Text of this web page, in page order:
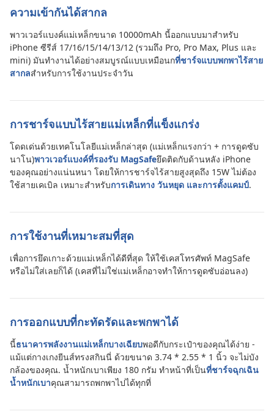
ความเข้ากันได้สากล
พาวเวอร์แบงค์แม่เหล็กขนาด 10000mAh นี้ออกแบบมาสำหรับ
iPhone ซีรีส์ 17/16/15/14/13/12 (รวมถึง Pro, Pro Max, Plus และ
mini) มันทำงานได้อย่างสมบูรณ์แบบเหมือนกที่ชาร์จแบบพกพาไร้สาย
สากลสำหรับการใช้งานประจำวัน
การชาร์จแบบไร้สายแม่เหล็กที่แข็งแกร่ง
โดดเด่นด้วยเทคโนโลยีแม่เหล็กล่าสุด (แม่เหล็กแรงกว่า + การดูดซับ
นาโน)พาวเวอร์แบงค์ที่รองรับ MagSafeยึดติดกับด้านหลัง iPhone
ของคุณอย่างแน่นหนา โดยให้การชาร์จไร้สายสูงสุดถึง 15W ไม่ต้อง
ใช้สายเคเบิล เหมาะสำหรับการเดินทาง วันหยุด และการตั้งแคมป์.
การใช้งานที่เหมาะสมที่สุด
เพื่อการยึดเกาะด้วยแม่เหล็กได้ดีที่สุด ให้ใช้เคสโทรศัพท์ MagSafe
หรือไม่ใส่เลยก็ได้ (เคสที่ไม่ใช่แม่เหล็กอาจทำให้การดูดซับอ่อนลง)
การออกแบบที่กะทัดรัดและพกพาได้
นี้ธนาคารพลังงานแม่เหล็กบางเฉียบพอดีกับกระเป๋าของคุณได้ง่าย -
แม้แต่กางเกงยีนส์ทรงสกินนี่ ด้วยขนาด 3.74 * 2.55 * 1 นิ้ว จะไม่บัง
กล้องของคุณ. น้ำหนักเบาเพียง 180 กรัม ทำหน้าที่เป็นที่ชาร์จฉุกเฉิน
น้ำหนักเบาคุณสามารถพกพาไปได้ทุกที่